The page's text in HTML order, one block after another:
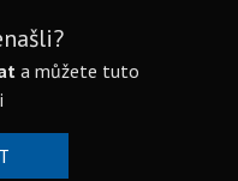
a můžete tuto